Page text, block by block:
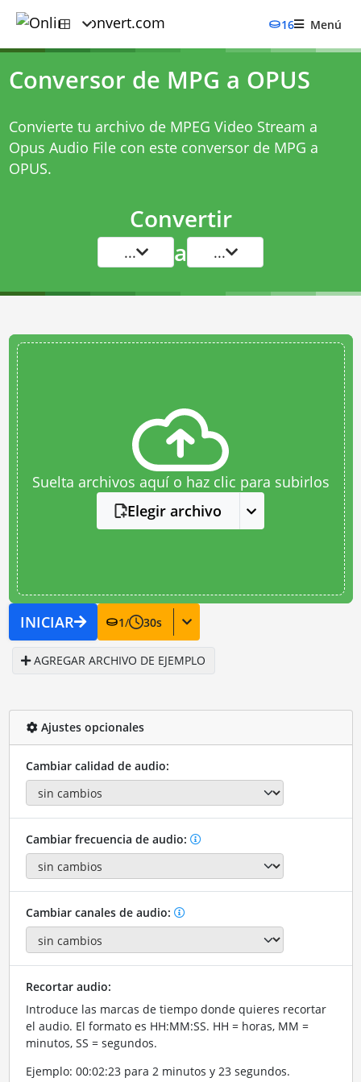
16 Menú
Conversor de MPG a OPUS
Convierte tu archivo de MPEG Video Stream a
Opus Audio File con este conversor de MPG a
OPUS.
Convertir
... a ...
Suelta archivos aquí o haz clic para subirlos
Elegir archivo
INICIAR 1/ 30s
AGREGAR ARCHIVO DE EJEMPLO
Ajustes opcionales
Cambiar calidad de audio:
Cambiar frecuencia de audio:
Cambiar canales de audio:
Recortar audio:
Introduce las marcas de tiempo donde quieres recortar
el audio. El formato es HH:MM:SS. HH = horas, MM =
minutos, SS = segundos.
Ejemplo: 00:02:23 para 2 minutos y 23 segundos.